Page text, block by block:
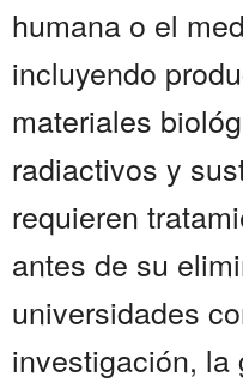
humana o el
incluyendo
materiales
radiactivos y
requieren
antes de su
universidades
investigación, la